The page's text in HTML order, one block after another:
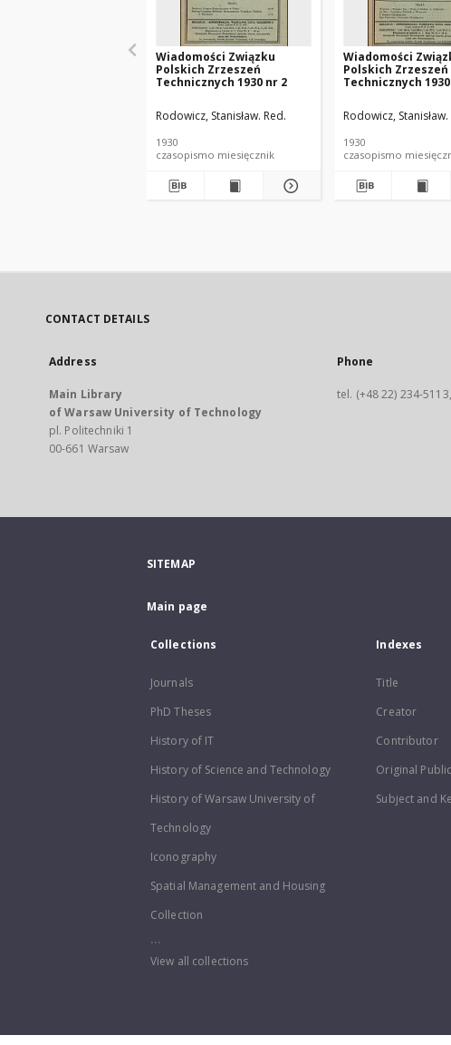
Wiadomości Związku
Polskich Zrzeszeń
Technicznych 1930 nr 2
Rodowicz, Stanisław. Red.
1930
czasopismo miesięcznik
Wiadomości
Polskich Zrzeszeń
Technicznych
Rodowicz, Stanisław.
1930
czasopismo
CONTACT DETAILS
Address
Main Library
of Warsaw University of Technology
pl. Politechniki 1
00-661 Warsaw
Phone
tel. (+48 22) 234-
SITEMAP
Main page
Collections
Journals
PhD Theses
History of IT
History of Science and Technology
History of Warsaw University of
Technology
Iconography
Spatial Management and Housing
Collection
...
View all collections
Indexes
Title
Creator
Contributor
Original
Subject and